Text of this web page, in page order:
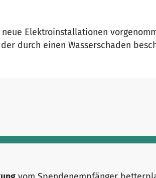
Elektroinstallationen
durch einen Wasserschaden